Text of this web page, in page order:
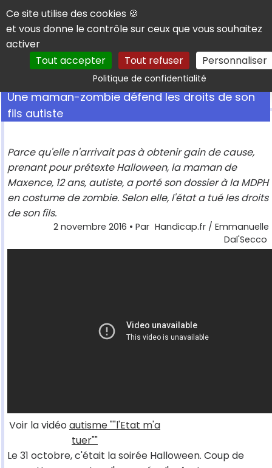
Panneau de gestion des cookies
Ce site utilise des cookies 🍪
et vous donne le contrôle sur ceux que vous souhaitez
activer
Tout accepter
Tout refuser Personnaliser
Politique de confidentialitéRechercher
Une maman-zombie défend les droits de son
fils autiste
Parce qu'elle n'arrivait pas à obtenir gain de cause,
prenant pour prétexte Halloween, la maman de
Maxence, 12 ans, autiste, a porté son dossier à la MDPH
en costume de zombie. Selon elle, l'état a tué les droits
de son fils.
2 novembre 2016 • Par Handicap.fr / Emmanuelle
Dal'Secco
Voir la vidéo autisme ""l'Etat m'a
tuer""
Le 31 octobre, c'était la soirée Halloween. Coup de